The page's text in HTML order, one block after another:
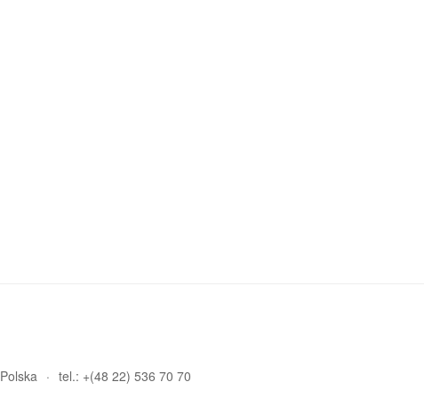
Polska
tel.: +(48 22) 536 70 70